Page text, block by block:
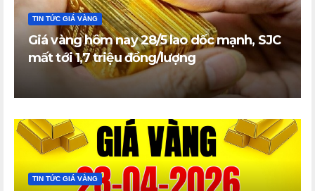
TIN TỨC GIÁ VÀNG
Giá vàng hôm nay 28/5 lao dốc mạnh, SJC
mất tới 1,7 triệu đồng/lượng
TIN TỨC GIÁ VÀNG